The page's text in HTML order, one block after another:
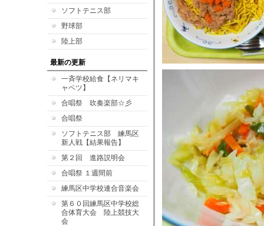
ソフトテニス部
野球部
陸上部
最新の更新
一斉学校給食【ネリマキ
ャベツ】
合唱祭 吹奏楽部☆彡
合唱祭
ソフトテニス部 練馬区
新人戦【結果報告】
第２回 進路説明会
合唱祭 １週間前
練馬区中学校連合音楽会
第６０回練馬区中学校総
合体育大会 陸上競技大
会